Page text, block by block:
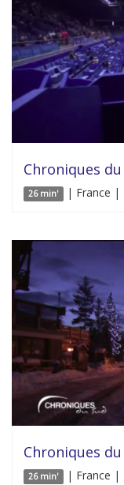
Chroniques
26 min' | France |
Chroniques
26 min' | France |